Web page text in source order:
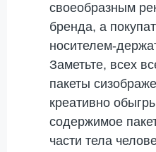
своеобразным
бренда, а
носителем-
Заметьте, всех
пакеты
креативно
содержимое
части тела